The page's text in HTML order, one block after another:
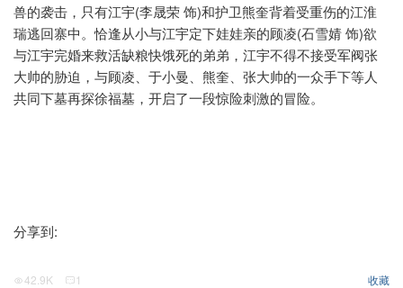
兽的袭击，只有江宇(李晟荣 饰)和护卫熊奎背着受重伤的江淮
瑞逃回寨中。恰逢从小与江宇定下娃娃亲的顾凌(石雪婧 饰)欲
与江宇完婚来救活缺粮快饿死的弟弟，江宇不得不接受军阀张
大帅的胁迫，与顾凌、于小曼、熊奎、张大帅的一众手下等人
共同下墓再探徐福墓，开启了一段惊险刺激的冒险。
分享到:
42.9K 1 收藏